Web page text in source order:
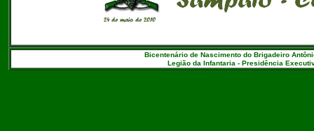
Bicentenário de Nascimento do Brigadeiro
Legião da Infantaria - Presidência